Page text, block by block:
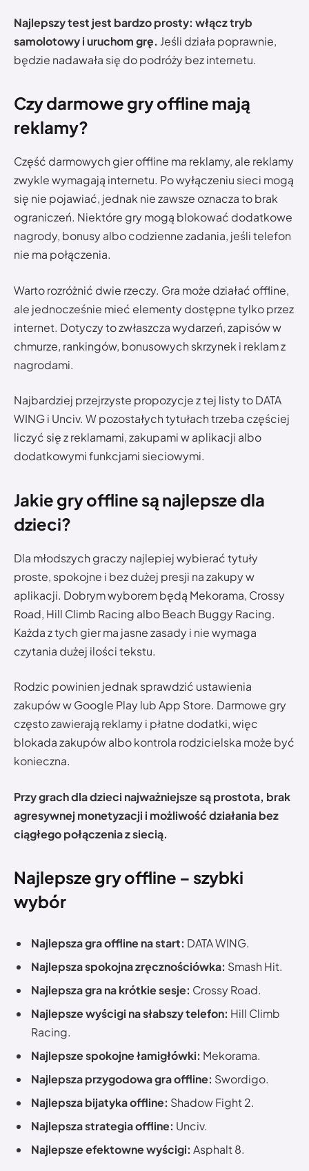
Najlepszy test jest bardzo prosty: włącz tryb
samolotowy i uruchom grę. Jeśli działa poprawnie,
będzie nadawała się do podróży bez internetu.
Czy darmowe gry offline mają
reklamy?
Część darmowych gier offline ma reklamy, ale reklamy
zwykle wymagają internetu. Po wyłączeniu sieci mogą
się nie pojawiać, jednak nie zawsze oznacza to brak
ograniczeń. Niektóre gry mogą blokować dodatkowe
nagrody, bonusy albo codzienne zadania, jeśli telefon
nie ma połączenia.
Warto rozróżnić dwie rzeczy. Gra może działać offline,
ale jednocześnie mieć elementy dostępne tylko przez
internet. Dotyczy to zwłaszcza wydarzeń, zapisów w
chmurze, rankingów, bonusowych skrzynek i reklam z
nagrodami.
Najbardziej przejrzyste propozycje z tej listy to DATA
WING i Unciv. W pozostałych tytułach trzeba częściej
liczyć się z reklamami, zakupami w aplikacji albo
dodatkowymi funkcjami sieciowymi.
Jakie gry offline są najlepsze dla
dzieci?
Dla młodszych graczy najlepiej wybierać tytuły
proste, spokojne i bez dużej presji na zakupy w
aplikacji. Dobrym wyborem będą Mekorama, Crossy
Road, Hill Climb Racing albo Beach Buggy Racing.
Każda z tych gier ma jasne zasady i nie wymaga
czytania dużej ilości tekstu.
Rodzic powinien jednak sprawdzić ustawienia
zakupów w Google Play lub App Store. Darmowe gry
często zawierają reklamy i płatne dodatki, więc
blokada zakupów albo kontrola rodzicielska może być
konieczna.
Przy grach dla dzieci najważniejsze są prostota, brak
agresywnej monetyzacji i możliwość działania bez
ciągłego połączenia z siecią.
Najlepsze gry offline – szybki
wybór
Najlepsza gra offline na start: DATA WING.
Najlepsza spokojna zręcznościówka: Smash Hit.
Najlepsza gra na krótkie sesje: Crossy Road.
Najlepsze wyścigi na słabszy telefon: Hill Climb
Racing.
Najlepsze spokojne łamigłówki: Mekorama.
Najlepsza przygodowa gra offline: Swordigo.
Najlepsza bijatyka offline: Shadow Fight 2.
Najlepsza strategia offline: Unciv.
Najlepsze efektowne wyścigi: Asphalt 8.